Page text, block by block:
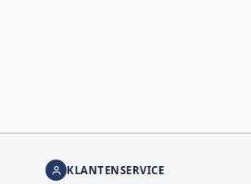
KLANTENSERVICE